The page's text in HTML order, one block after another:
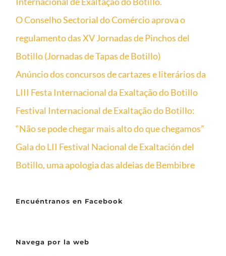
O Conselho Sectorial do Comércio aprova o
regulamento das XV Jornadas de Pinchos del
Botillo (Jornadas de Tapas de Botillo)
Anúncio dos concursos de cartazes e literários da
LIII Festa Internacional da Exaltação do Botillo
Festival Internacional de Exaltação do Botillo:
“Não se pode chegar mais alto do que chegamos”
Gala do LII Festival Nacional de Exaltación del
Botillo, uma apologia das aldeias de Bembibre
Encuéntranos en Facebook
Navega por la web